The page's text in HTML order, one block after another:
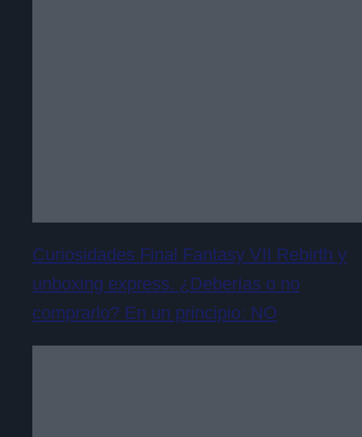
Curiosidades Final Fantasy VII Rebirth y
unboxing express. ¿Deberías o no
comprarlo? En un principio: NO